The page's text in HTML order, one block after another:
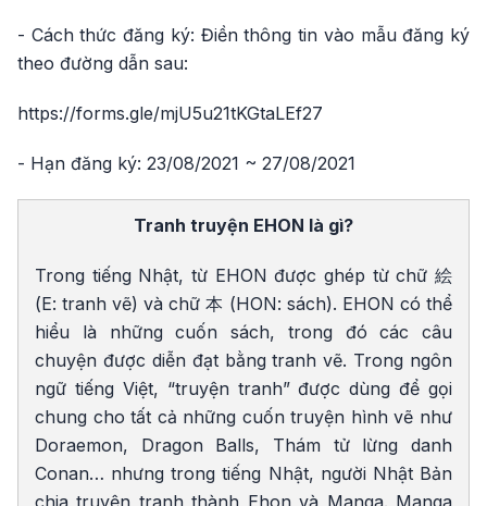
- Cách thức đăng ký: Điền thông tin vào mẫu đăng ký
theo đường dẫn sau:
https://forms.gle/mjU5u21tKGtaLEf27
- Hạn đăng ký: 23/08/2021 ~ 27/08/2021
Tranh truyện EHON là gì?
Trong tiếng Nhật, từ EHON được ghép từ chữ 絵
(E: tranh vẽ) và chữ 本 (HON: sách). EHON có thể
hiểu là những cuốn sách, trong đó các câu
chuyện được diễn đạt bằng tranh vẽ. Trong ngôn
ngữ tiếng Việt, “truyện tranh” được dùng để gọi
chung cho tất cả những cuốn truyện hình vẽ như
Doraemon, Dragon Balls, Thám tử lừng danh
Conan… nhưng trong tiếng Nhật, người Nhật Bản